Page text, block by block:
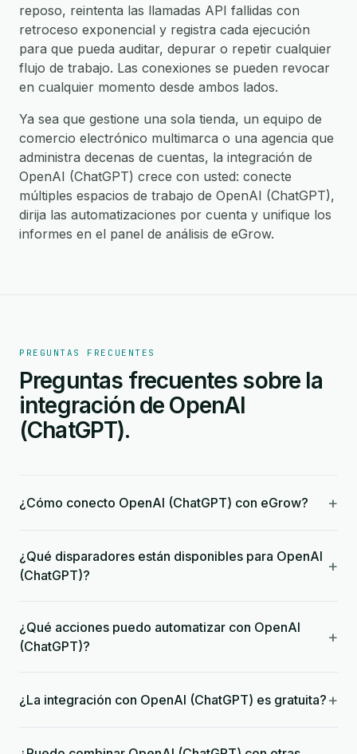
reposo, reintenta las llamadas API fallidas con
retroceso exponencial y registra cada ejecución
para que pueda auditar, depurar o repetir cualquier
flujo de trabajo. Las conexiones se pueden revocar
en cualquier momento desde ambos lados.
Ya sea que gestione una sola tienda, un equipo de
comercio electrónico multimarca o una agencia que
administra decenas de cuentas, la integración de
OpenAI (ChatGPT) crece con usted: conecte
múltiples espacios de trabajo de OpenAI (ChatGPT),
dirija las automatizaciones por cuenta y unifique los
informes en el panel de análisis de eGrow.
PREGUNTAS FRECUENTES
Preguntas frecuentes sobre la
integración de OpenAI
(ChatGPT).
¿Cómo conecto OpenAI (ChatGPT) con eGrow? +
¿Qué disparadores están disponibles para OpenAI
(ChatGPT)?
+
¿Qué acciones puedo automatizar con OpenAI
(ChatGPT)?
+
¿La integración con OpenAI (ChatGPT) es gratuita? +